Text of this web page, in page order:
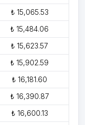
₺ 15,065.53
₺ 15,484.06
₺ 15,623.57
₺ 15,902.59
₺ 16,181.60
₺ 16,390.87
₺ 16,600.13